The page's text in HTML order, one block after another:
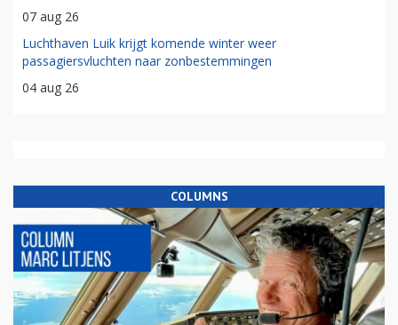
07 aug 26
Luchthaven Luik krijgt komende winter weer
passagiersvluchten naar zonbestemmingen
04 aug 26
COLUMNS